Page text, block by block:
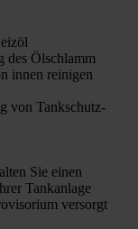
des Ölschlamm
innen reinigen
von Tankschutz-
Sie einen
Tankanlage
versorgt